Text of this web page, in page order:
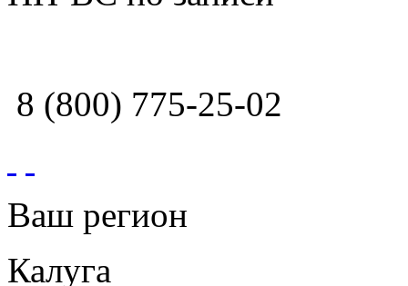
8 (800) 775-25-02
Ваш регион
Калуга